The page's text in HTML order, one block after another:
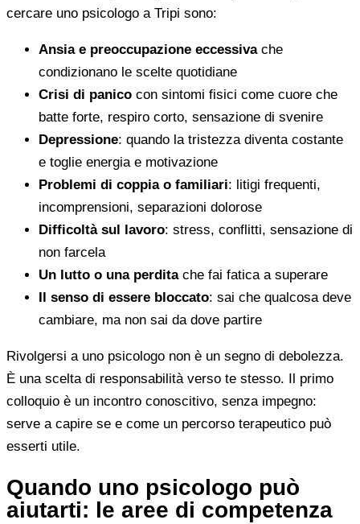
cercare uno psicologo a Tripi sono:
Ansia e preoccupazione eccessivache
condizionano le scelte quotidiane
Crisi di panico con sintomi fisici come cuore che
batte forte, respiro corto, sensazione di svenire
Depressione: quando la tristezza diventa costante
e toglie energia e motivazione
Problemi di coppia o familiari: litigi frequenti,
incomprensioni, separazioni dolorose
Difficoltà sul lavoro: stress, conflitti, sensazione di
non farcela
Un lutto o una perditache fai fatica a superare
Il senso di essere bloccato: sai che qualcosa deve
cambiare, ma non sai da dove partire
Rivolgersi a uno psicologo non è un segno di debolezza.
È una scelta di responsabilità verso te stesso. Il primo
colloquio è un incontro conoscitivo, senza impegno:
serve a capire se e come un percorso terapeutico può
esserti utile.
Quando uno psicologo può
aiutarti: le aree di competenza